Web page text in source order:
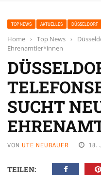
TOP NEWS AKTUELLES DÜSSELDORF
Home › Top News ›
Ehrenamtler*innen
SUCHT
VON UTE NEUBAUER 18.
TEILEN: